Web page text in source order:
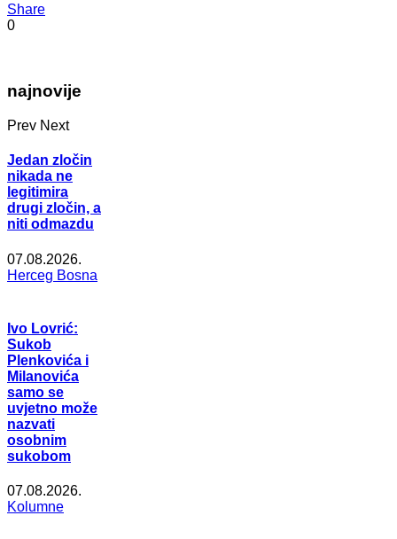
Share
0
najnovije
Prev Next
Jedan zločin
nikada ne
legitimira
drugi zločin, a
niti odmazdu
07.08.2026.
Herceg Bosna
Ivo Lovrić:
Sukob
Plenkovića i
Milanovića
samo se
uvjetno može
nazvati
osobnim
sukobom
07.08.2026.
Kolumne